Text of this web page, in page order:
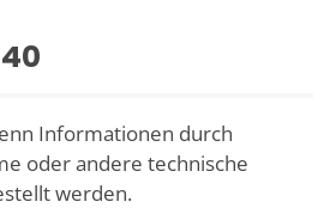
Informationen durch
oder andere technische
werden.